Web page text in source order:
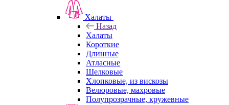
Халаты
Назад
Халаты
Короткие
Длинные
Атласные
Шелковые
Хлопковые, из вискозы
Велюровые, махровые
Полупрозрачные, кружевные